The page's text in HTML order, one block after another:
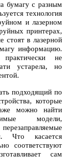
бумагу с разным
технология
и лазерном
принтерах,
стоят в лазерной
информацию.
не
устарела, но
подходящий по
которые
можно найти
модели,
Что касается
соответствуют
сам